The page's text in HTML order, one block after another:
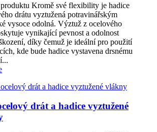
Kromě své flexibility je hadice
drátu vyztužená potravinářským
vysoce odolná. Výztuž z ocelového
vynikající pevnost a odolnost
díky čemuž je ideální pro použití
kde bude hadice vystavena drsnému
drát a hadice vyztužené